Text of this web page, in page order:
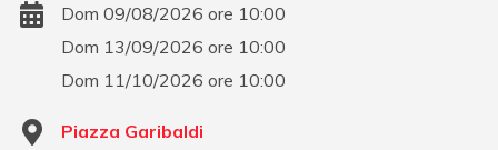
Dom 09/08/2026 ore 10:00
Dom 13/09/2026 ore 10:00
Dom 11/10/2026 ore 10:00
Piazza Garibaldi